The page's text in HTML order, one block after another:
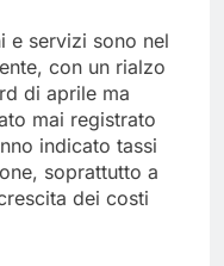
e servizi sono nel
con un rialzo
di aprile ma
mai registrato
indicato tassi
soprattutto a
dei costi